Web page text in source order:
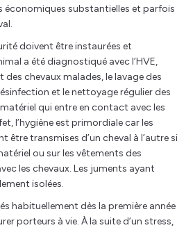
économiques substantielles et parfois
doivent être instaurées et
a été diagnostiqué avec l’HVE,
des chevaux malades, le lavage des
et le nettoyage régulier des
qui entre en contact avec les
l’hygiène est primordiale car les
être transmises d’un cheval à l’autre si
ou sur les vêtements des
les chevaux. Les juments ayant
isolées.
habituellement dès la première année
porteurs à vie. À la suite d’un stress,